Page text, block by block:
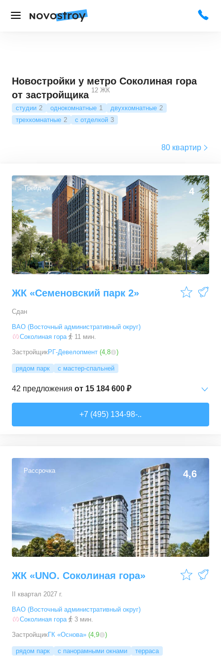
Новостройки у метро Соколиная гора
от застройщика 12 ЖК
студии 2 однокомнатные 1 двухкомнатные 2
трехкомнатные 2 с отделкой 3
80 квартир
Трейд-ин 4
ЖК «Семеновский парк 2»
Сдан
ВАО (Восточный административный округ)
Соколиная гора
11 мин.
ЗастройщикРГ-Девелопмент (4,8 )
рядом парк с мастер-спальней
42 предложения от 15 184 600 ₽
37,6–47,2м² 12 предложений
от21 184 310 ₽
22 предложения
3-комн. кв. от33 653 200 ₽
78–95,3м² 4 предложения
+7 (495) 134-98-..
Рассрочка 4,6
ЖК «UNO. Соколиная гора»
II квартал 2027 г.
ВАО (Восточный административный округ)
Соколиная гора
3 мин.
ЗастройщикГК «Основа» (4,9 )
рядом парк с панорамными окнами терраса